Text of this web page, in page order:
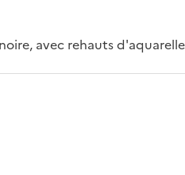
avec rehauts